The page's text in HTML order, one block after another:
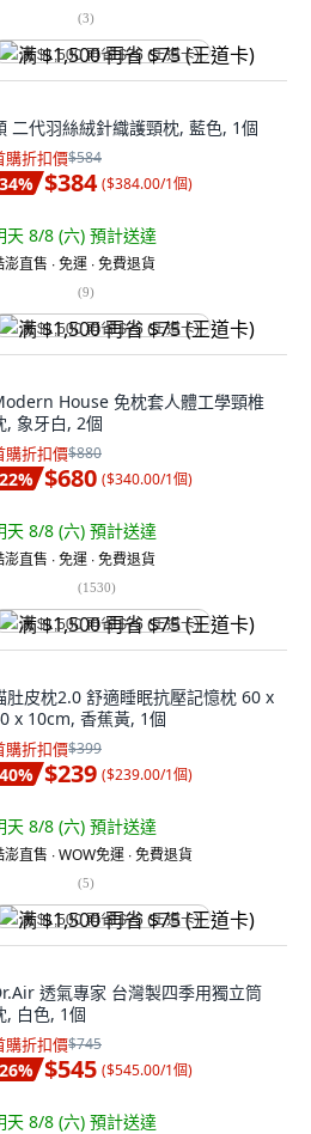
(3)
满 $1,500 再省 $75 (王道卡)
二代羽絲絨針織護頸枕, 藍色, 1個
購折扣價$584
34% $384 ($384.00/1個)
天 8/8 (六) 預計送達
澎直售 ∙ 免運 ∙ 免費退貨
(9)
满 $1,500 再省 $75 (王道卡)
House 免枕套人體工學頸椎
, 象牙白, 2個
購折扣價$880
22% $680 ($340.00/1個)
天 8/8 (六) 預計送達
澎直售 ∙ 免運 ∙ 免費退貨
(1530)
满 $1,500 再省 $75 (王道卡)
肚皮枕2.0 舒適睡眠抗壓記憶枕 60 x
x 10cm, 香蕉黃, 1個
購折扣價$399
40% $239 ($239.00/1個)
天 8/8 (六) 預計送達
澎直售 ∙ WOW免運 ∙ 免費退貨
(5)
满 $1,500 再省 $75 (王道卡)
透氣專家 台灣製四季用獨立筒
, 白色, 1個
購折扣價$745
26% $545 ($545.00/1個)
天 8/8 (六) 預計送達